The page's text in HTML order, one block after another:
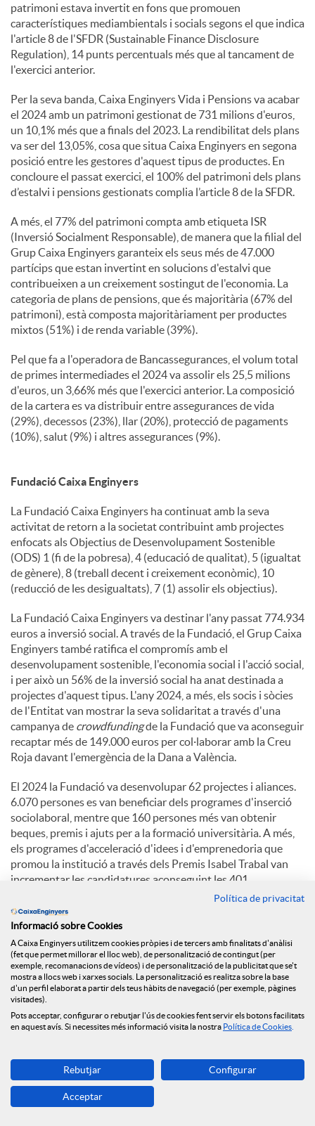
patrimoni estava invertit en fons que promouen
característiques mediambientals i socials segons el que indica
l'article 8 de l'SFDR (Sustainable Finance Disclosure
Regulation), 14 punts percentuals més que al tancament de
l'exercici anterior.
Per la seva banda, Caixa Enginyers Vida i Pensions va acabar
el 2024 amb un patrimoni gestionat de 731 milions d'euros,
un 10,1% més que a finals del 2023. La rendibilitat dels plans
va ser del 13,05%, cosa que situa Caixa Enginyers en segona
posició entre les gestores d'aquest tipus de productes. En
concloure el passat exercici, el 100% del patrimoni dels plans
d’estalvi i pensions gestionats complia l’article 8 de la SFDR.
A més, el 77% del patrimoni compta amb etiqueta ISR
(Inversió Socialment Responsable), de manera que la filial del
Grup Caixa Enginyers garanteix els seus més de 47.000
partícips que estan invertint en solucions d'estalvi que
contribueixen a un creixement sostingut de l'economia. La
categoria de plans de pensions, que és majoritària (67% del
patrimoni), està composta majoritàriament per productes
mixtos (51%) i de renda variable (39%).
Pel que fa a l'operadora de Bancassegurances, el volum total
de primes intermediades el 2024 va assolir els 25,5 milions
d'euros, un 3,66% més que l'exercici anterior. La composició
de la cartera es va distribuir entre assegurances de vida
(29%), decessos (23%), llar (20%), protecció de pagaments
(10%), salut (9%) i altres assegurances (9%).
Fundació Caixa Enginyers
La Fundació Caixa Enginyers ha continuat amb la seva
activitat de retorn a la societat contribuint amb projectes
enfocats als Objectius de Desenvolupament Sostenible
(ODS) 1 (fi de la pobresa), 4 (educació de qualitat), 5 (igualtat
de gènere), 8 (treball decent i creixement econòmic), 10
(reducció de les desigualtats), 7 (1) assolir els objectius).
La Fundació Caixa Enginyers va destinar l'any passat 774.934
euros a inversió social. A través de la Fundació, el Grup Caixa
Enginyers també ratifica el compromís amb el
desenvolupament sostenible, l'economia social i l'acció social,
i per això un 56% de la inversió social ha anat destinada a
projectes d'aquest tipus. L'any 2024, a més, els socis i sòcies
de l'Entitat van mostrar la seva solidaritat a través d'una
campanya de crowdfundingde la Fundació que va aconseguir
recaptar més de 149.000 euros per col·laborar amb la Creu
Roja davant l'emergència de la Dana a València.
El 2024 la Fundació va desenvolupar 62 projectes i aliances.
6.070 persones es van beneficiar dels programes d'inserció
sociolaboral, mentre que 160 persones més van obtenir
beques, premis i ajuts per a la formació universitària. A més,
els programes d'acceleració d'idees i d'emprenedoria que
promou la institució a través dels Premis Isabel Trabal van
incrementar les candidatures aconseguint les 401.
Perspectives per al 2025
Per a l'exercici en curs, el Grup Caixa Enginyers preveu un
context macroeconòmic caracteritzat per l'elevada incertesa
geopolítica, que pot provocar fluctuacions als mercats, i
noves retallades de tipus d'interès dels principals bancs
centrals. A nivell sectorial, cal esperar una elevada pressió
relacionada amb les condicions de crèdit i les hipoteques, així
tot cas condicionades als esdeveniments geopolítics.
En aquest context, el Grup Caixa Enginyers assumeix el repte
de créixer en volum de negoci al voltant del 10%, continuar
Política de privacitat
Informació sobre Cookies
A Caixa Enginyers utilitzem cookies pròpies i de tercers amb finalitats d'anàlisi
(fet que permet millorar el lloc web), de personalització de contingut (per
exemple, recomanacions de vídeos) i de personalització de la publicitat que se't
mostra a llocs web i xarxes socials. La personalització es realitza sobre la base
d'un perfil elaborat a partir dels teus hàbits de navegació (per exemple, pàgines
visitades).
Pots acceptar, configurar o rebutjar l'ús de cookies fent servir els botons facilitats
en aquest avís. Si necessites més informació visita la nostra Política de Cookies
Rebutjar Configurar
Acceptar